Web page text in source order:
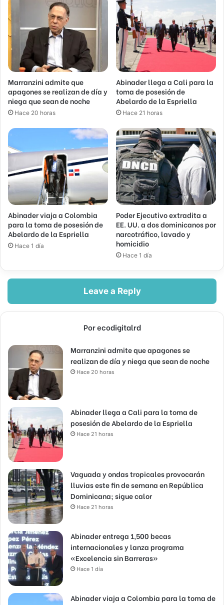
Marranzini admite que
apagones se realizan de día y
niega que sean de noche
Hace 20 horas
Abinader llega a Cali para la
toma de posesión de
Abelardo de la Espriella
Hace 21 horas
Abinader viaja a Colombia
para la toma de posesión de
Abelardo de la Espriella
Hace 1 día
Poder Ejecutivo extradita a
EE. UU. a dos dominicanos por
narcotráfico, lavado y
homicidio
Hace 1 día
Leave a Reply
Por ecodigitalrd
Marranzini admite que apagones se
realizan de día y niega que sean de noche
Hace 20 horas
Abinader llega a Cali para la toma de
posesión de Abelardo de la Espriella
Hace 21 horas
Vaguada y ondas tropicales provocarán
lluvias este fin de semana en República
Dominicana; sigue calor
Hace 21 horas
Abinader entrega 1,500 becas
internacionales y lanza programa
«Excelencia sin Barreras»
Hace 1 día
Abinader viaja a Colombia para la toma de